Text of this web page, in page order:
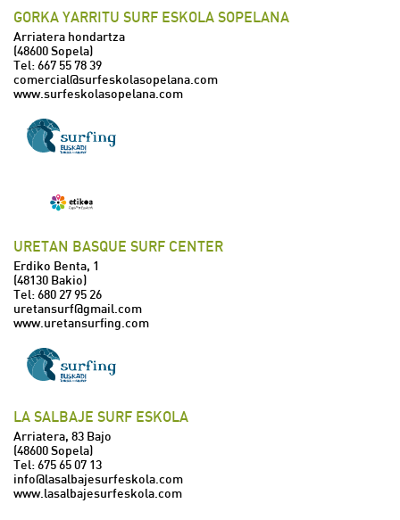
GORKA YARRITU SURF ESKOLA SOPELANA
Arriatera hondartza
(48600 Sopela)
Tel:667 55 78 39
comercial@surfeskolasopelana.com
www.surfeskolasopelana.com
URETAN BASQUE SURF CENTER
Erdiko Benta, 1
(48130 Bakio)
Tel:680 27 95 26
uretansurf@gmail.com
www.uretansurfing.com
LA SALBAJE SURF ESKOLA
Arriatera, 83 Bajo
(48600 Sopela)
Tel:675 65 07 13
info@lasalbajesurfeskola.com
www.lasalbajesurfeskola.com